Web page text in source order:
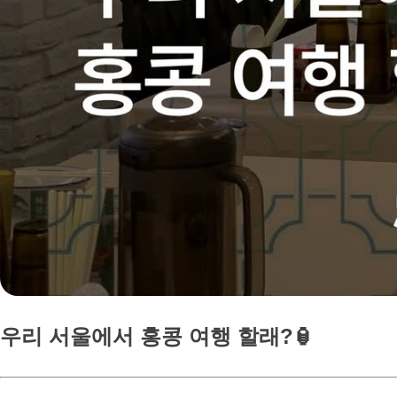
우리 서울에서 홍콩 여행 할래?🏮